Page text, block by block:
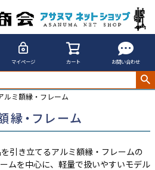
マイページ カート お問い合わせ
ルミ額縁・フレーム
縁・フレーム
引き立てるアルミ額縁・フレームの
ムを中心に、軽量で扱いやすいモデル